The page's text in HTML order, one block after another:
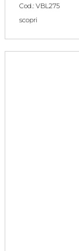
Cod.: VBL275
scopri